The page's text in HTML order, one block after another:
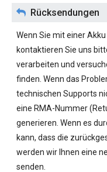
Rücksendungen
Wenn Sie mit einer
kontaktieren Sie uns
verarbeiten und
finden. Wenn das
technischen Supports
eine RMA-Nummer
generieren. Wenn es
kann, dass die
werden wir Ihnen eine
senden.